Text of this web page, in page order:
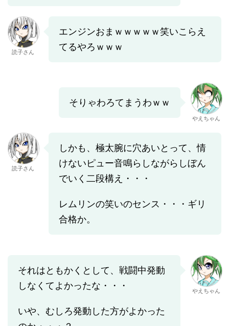
読子さん
エンジンおまｗｗｗｗｗ笑いこらえ
てるやろｗｗｗ
そりゃわろてまうわｗｗ
やえちゃん
読子さん
しかも、極太腕に穴あいとって、情
けないピュー音鳴らしながらしぼん
でいく二段構え・・・
レムリンの笑いのセンス・・・ギリ
合格か。
それはともかくとして、戦闘中発動
しなくてよかったな・・・
いや、むしろ発動した方がよかった
やえちゃん